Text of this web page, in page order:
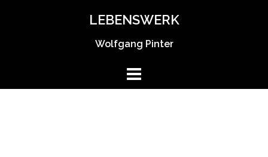
LEBENSWERK
Wolfgang Pinter